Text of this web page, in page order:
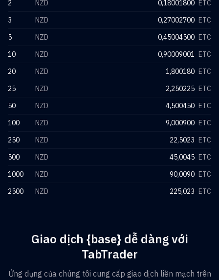
2
NZD 0,18001800 ETC
3
NZD 0,27002700 ETC
5
NZD 0,45004500 ETC
10
NZD 0,90009001 ETC
20
NZD 1,800180 ETC
25
NZD 2,250225 ETC
50
NZD 4,500450 ETC
100
NZD 9,000900 ETC
250
NZD 22,5023 ETC
500
NZD 45,0045 ETC
1000
NZD 90,0090 ETC
2500
NZD 225,023 ETC
Giao dịch {base} dễ dàng với
TabTrader
Ứng dụng của chúng tôi cung cấp giao dịch liền mạch trên